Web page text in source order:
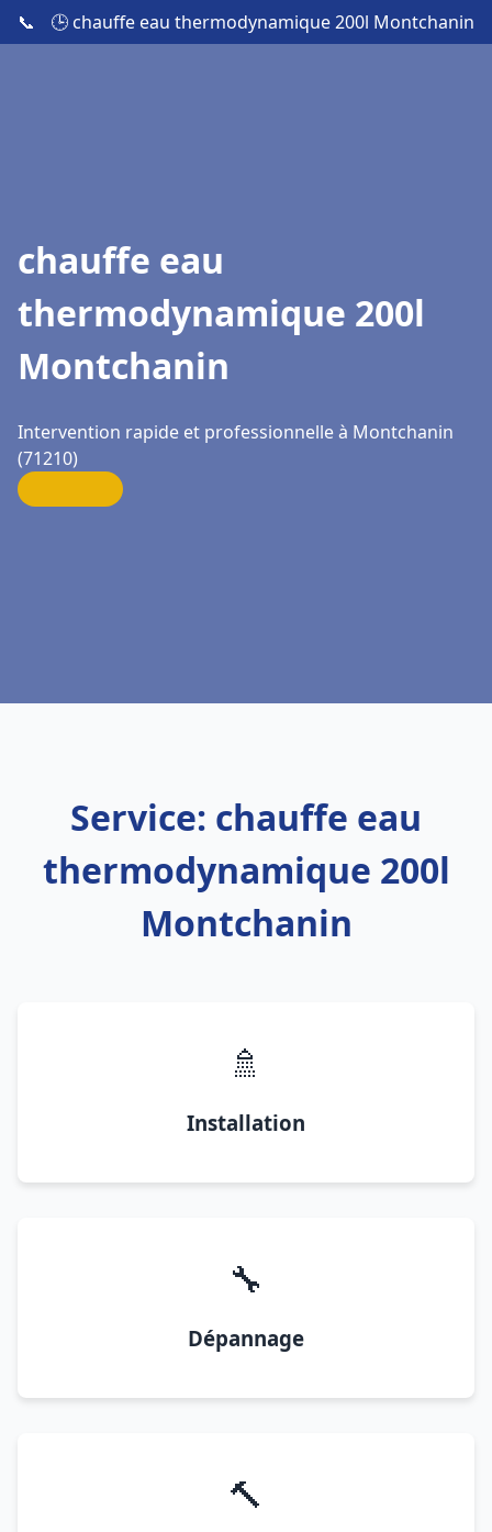
📞 🕒 chauffe eau thermodynamique 200l Montchanin
chauffe eau
thermodynamique 200l
Montchanin
Intervention rapide et professionnelle à Montchanin
(71210)
Service: chauffe eau
thermodynamique 200l
Montchanin
🚿
Installation
🔧
Dépannage
🔨